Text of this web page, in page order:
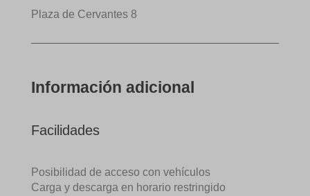
Plaza de Cervantes 8
Información adicional
Facilidades
Posibilidad de acceso con vehículos
Carga y descarga en horario restringido